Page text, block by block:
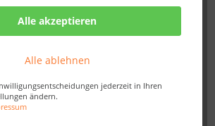
Alle akzeptieren
Alle ablehnen
jederzeit in Ihren
ändern.